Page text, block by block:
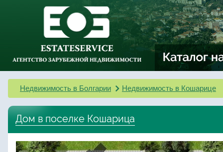
Недвижимость в Болгарии Недвижимость в Кошарице
Дом в поселке Кошарица